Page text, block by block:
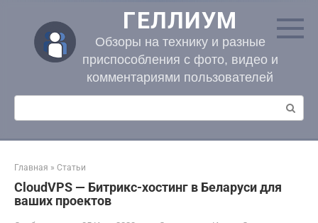
контенту
ГЕЛЛИУМ
Обзоры на технику и разные
приспособления с фото, видео и
комментариями пользователей
Поиск:
Главная » Статьи
CloudVPS — Битрикс-хостинг в Беларуси для
ваших проектов